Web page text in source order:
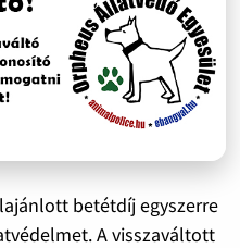
betétdíj egyszerre
A visszaváltott